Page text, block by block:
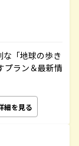
な「地球の歩き
プラン＆最新情
細を見る